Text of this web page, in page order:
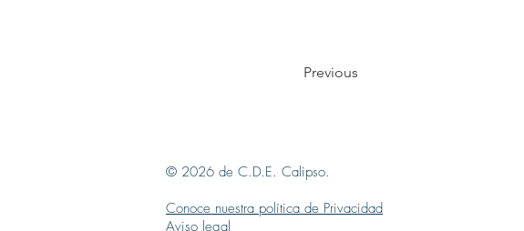
Previous
© 2026 de C.D.E. Calipso.
Conoce nuestra política de Privacidad
Aviso legal